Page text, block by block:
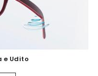
e Udito